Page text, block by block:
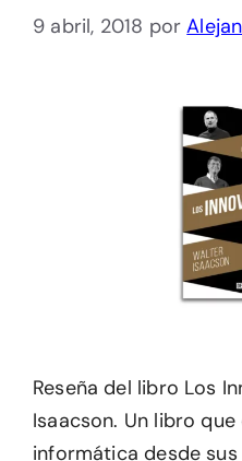
9 abril, 2018 por
Reseña del libro Los
Isaacson. Un libro
informática desde sus